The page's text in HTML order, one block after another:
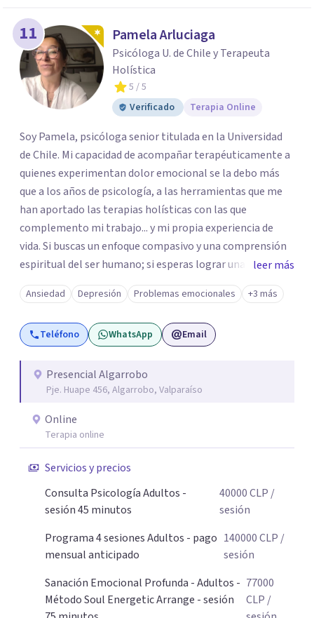
11 Pamela Arluciaga
Psicóloga U. de Chile y Terapeuta
Holística
5 / 5
Verificado
Terapia Online
Soy Pamela, psicóloga senior titulada en la Universidad
de Chile. Mi capacidad de acompañar terapéuticamente a
quienes experimentan dolor emocional se la debo más
que a los años de psicología, a las herramientas que me
han aportado las terapias holísticas con las que
complemento mi trabajo... y mi propia experiencia de
vida. Si buscas un enfoque compasivo y una comprensión
espiritual del ser humano; si esperas lograr una sanación
emocional profunda y duradera, te espero en sesión.
Atiendo con frecuencia a personas que han convivido por
meses o años con síntomas de depresión y ansiedad,
principalmente mujeres adultas y adolescentes.
abrazo, Pamela
leer más
Ansiedad Depresión Problemas emocionales +3 más
Teléfono WhatsApp Email
Presencial Algarrobo
Pje. Huape 456, Algarrobo, Valparaíso
Online
Terapia online
Servicios y precios
Consulta Psicología Adultos -
sesión 45 minutos
40000CLP /
sesión
Programa 4 sesiones Adultos - pago
mensual anticipado
140000CLP /
sesión
Sanación Emocional Profunda - Adultos -
Método Soul Energetic Arrange - sesión
77000
CLP /